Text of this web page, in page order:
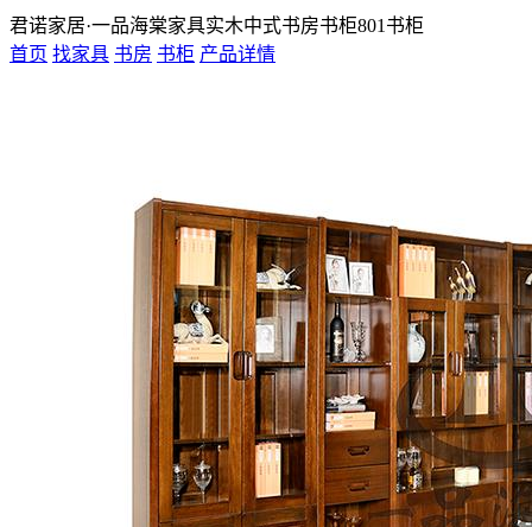
君诺家居·一品海棠家具实木中式书房书柜801书柜
首页 找家具 书房 书柜 产品详情